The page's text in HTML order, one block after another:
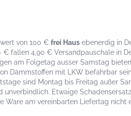
von 100 € frei Haus ebenerdig in
€ fallen 4,90 € Versandpauschale in
am Folgetag ausser Samstag
Dämmstoffen mit LKW befahrbar
sind Montag bis Freitag außer
unverbindlich. Etwaige
Ware am vereinbarten Liefertag